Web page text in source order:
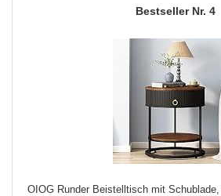
4
OIOG Runder Beistelltisch mit